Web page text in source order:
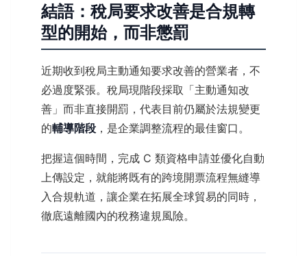
結語：稅局要求改善是合規轉
型的開始，而非懲罰
近期收到稅局主動通知要求改善的營業者，不
必過度緊張。稅局現階段採取「主動通知改
善」而非直接開罰，代表目前仍屬於法規變更
的輔導階段 ，是企業調整流程的最佳窗口。
把握這個時間，完成 C 類資格申請並優化自動
上傳設定，就能將既有的跨境開票流程無縫導
入合規軌道，讓企業在拓展全球貿易的同時，
徹底遠離國內的稅務違規風險。